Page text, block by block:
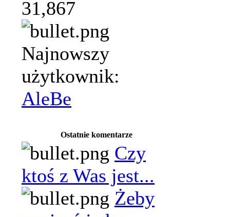
31,867
Najnowszy
użytkownik:
AleBe
Ostatnie komentarze
Czy
ktoś z Was jest...
Żeby